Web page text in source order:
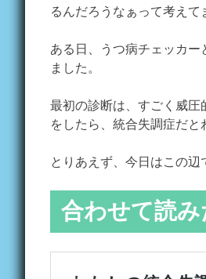
るんだろうなぁって考えて
ある日、うつ病チェッカ
ました。
最初の診断は、すごく威圧
をしたら、統合失調症だと
とりあえず、今日はこの辺
合わせて読み